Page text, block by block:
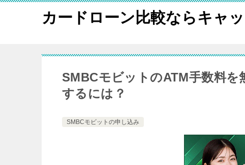
カードローン比較ならキャ
SMBCモビットのATM手数料
するには？
SMBCモビットの申し込み